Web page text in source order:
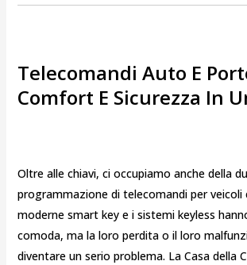
Telecomandi Auto E
Comfort E Sicurezza In
Oltre alle chiavi, ci occupiamo anche della
programmazione di telecomandi per veicoli
moderne smart key e i sistemi keyless
comoda, ma la loro perdita o il loro
diventare un serio problema. La Casa della